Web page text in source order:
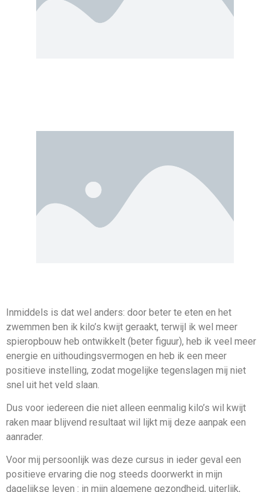
Inmiddels is dat wel anders: door beter te eten en het
zwemmen ben ik kilo’s kwijt geraakt, terwijl ik wel meer
spieropbouw heb ontwikkelt (beter figuur), heb ik veel meer
energie en uithoudingsvermogen en heb ik een meer
positieve instelling, zodat mogelijke tegenslagen mij niet
snel uit het veld slaan.
Dus voor iedereen die niet alleen eenmalig kilo’s wil kwijt
raken maar blijvend resultaat wil lijkt mij deze aanpak een
aanrader.
Voor mij persoonlijk was deze cursus in ieder geval een
positieve ervaring die nog steeds doorwerkt in mijn
dagelijkse leven : in mijn algemene gezondheid, uiterlijk,